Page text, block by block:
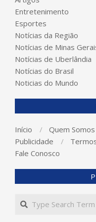
Entretenimento
Esportes
Notícias da Região
Notícias de Minas
Notícias de Uberlândia
Notícias do Brasil
Noticias do Mundo
Início Quem Somos
Publicidade
Fale Conosco
Search